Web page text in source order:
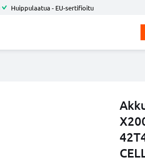
Huippulaatua - EU-sertifioitu